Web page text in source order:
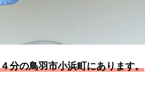
分の鳥羽市小浜町にあります。